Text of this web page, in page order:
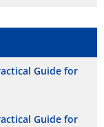
Guide for
Guide for